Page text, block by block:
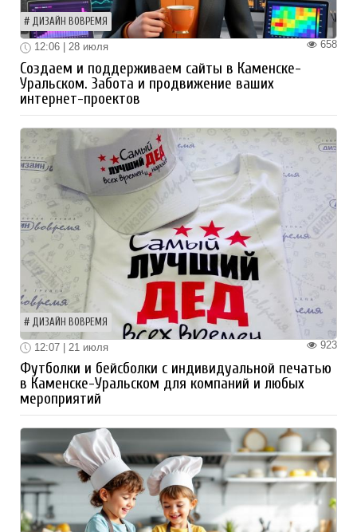
ДИЗАЙН ВОВРЕМЯ
658
12:06 | 28 июля
Создаем и поддерживаем сайты в Каменске-
Уральском. Забота и продвижение ваших
интернет-проектов
ДИЗАЙН ВОВРЕМЯ
923
12:07 | 21 июля
Футболки и бейсболки с индивидуальной печатью
в Каменске-Уральском для компаний и любых
мероприятий